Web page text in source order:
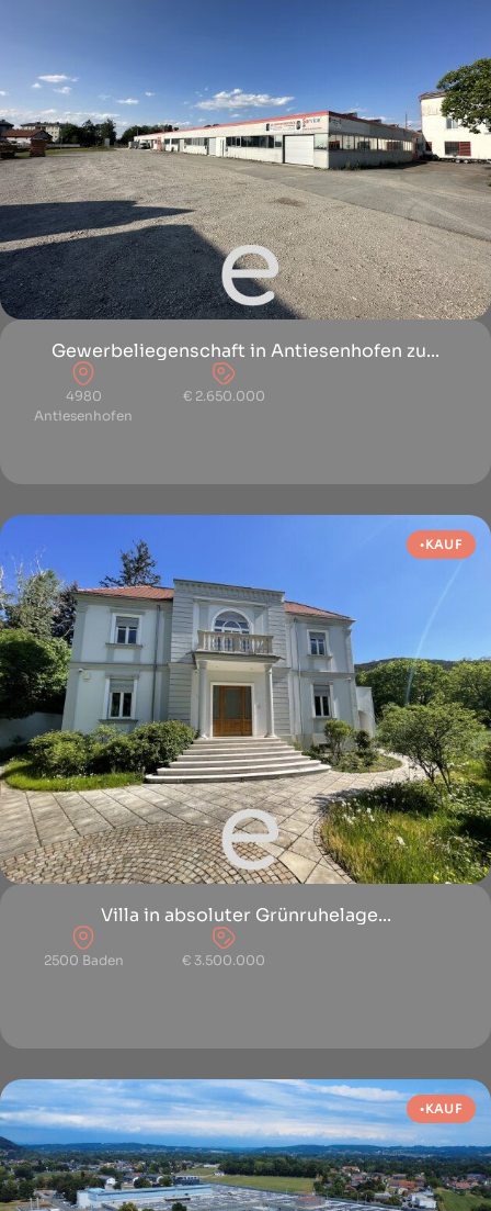
Gewerbeliegenschaft in Antiesenhofen zu...
4980
Antiesenhofen
€ 2.650.000
KAUF
Villa in absoluter Grünruhelage...
2500 Baden € 3.500.000
KAUF